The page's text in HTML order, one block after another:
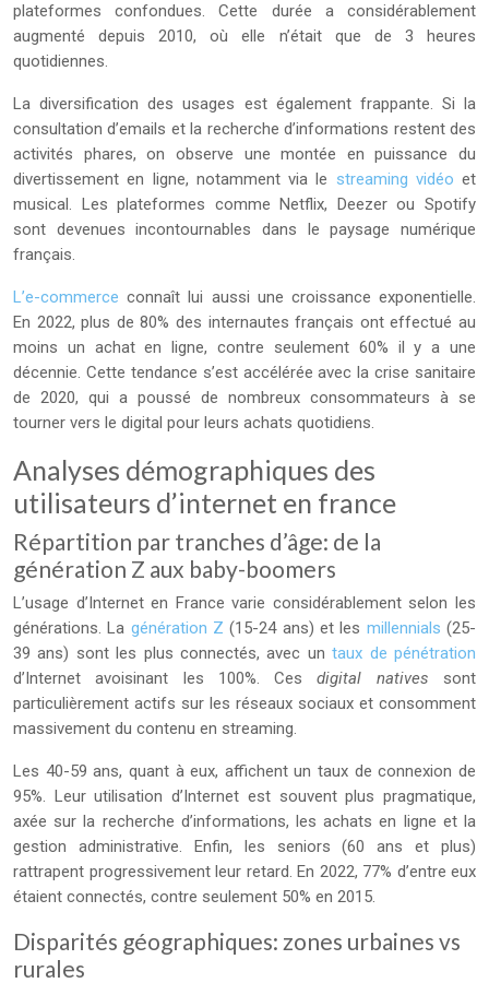
plateformes confondues. Cette durée a considérablement
augmenté depuis 2010, où elle n’était que de 3 heures
quotidiennes.
La diversification des usages est également frappante. Si la
consultation d’emails et la recherche d’informations restent des
activités phares, on observe une montée en puissance du
divertissement en ligne, notamment via le streaming vidéo et
musical. Les plateformes comme Netflix, Deezer ou Spotify
sont devenues incontournables dans le paysage numérique
français.
L’e-commerce connaît lui aussi une croissance exponentielle.
En 2022, plus de 80% des internautes français ont effectué au
moins un achat en ligne, contre seulement 60% il y a une
décennie. Cette tendance s’est accélérée avec la crise sanitaire
de 2020, qui a poussé de nombreux consommateurs à se
tourner vers le digital pour leurs achats quotidiens.
Analyses démographiques des
utilisateurs d’internet en france
Répartition par tranches d’âge: de la
génération Z aux baby-boomers
L’usage d’Internet en France varie considérablement selon les
générations. La génération Z (15-24 ans) et les millennials (25-
39 ans) sont les plus connectés, avec untaux de pénétration
d’Internet avoisinant les 100%. Cesdigital natives sont
particulièrement actifs sur les réseaux sociaux et consomment
massivement du contenu en streaming.
Les 40-59 ans, quant à eux, affichent un taux de connexion de
95%. Leur utilisation d’Internet est souvent plus pragmatique,
axée sur la recherche d’informations, les achats en ligne et la
gestion administrative. Enfin, les seniors (60 ans et plus)
rattrapent progressivement leur retard. En 2022, 77% d’entre eux
étaient connectés, contre seulement 50% en 2015.
Disparités géographiques: zones urbaines vs
rurales